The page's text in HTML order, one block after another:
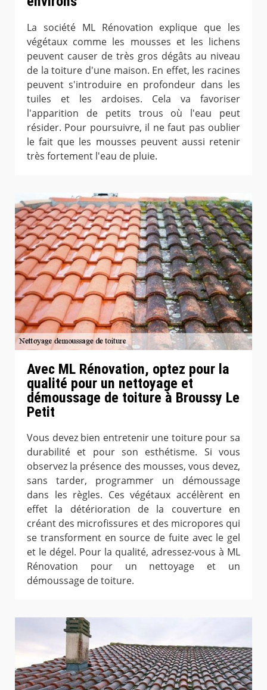
La société ML Rénovation explique que les
végétaux comme les mousses et les lichens
peuvent causer de très gros dégâts au niveau
de la toiture d'une maison. En effet, les racines
peuvent s'introduire en profondeur dans les
tuiles et les ardoises. Cela va favoriser
l'apparition de petits trous où l'eau peut
résider. Pour poursuivre, il ne faut pas oublier
le fait que les mousses peuvent aussi retenir
très fortement l'eau de pluie.
Avec ML Rénovation, optez pour la
qualité pour un nettoyage et
démoussage de toiture à Broussy Le
Petit
Vous devez bien entretenir une toiture pour sa
durabilité et pour son esthétisme. Si vous
observez la présence des mousses, vous devez,
sans tarder, programmer un démoussage
dans les règles. Ces végétaux accélèrent en
effet la détérioration de la couverture en
créant des microfissures et des micropores qui
se transforment en source de fuite avec le gel
et le dégel. Pour la qualité, adressez-vous à ML
Rénovation pour un nettoyage et un
démoussage de toiture.